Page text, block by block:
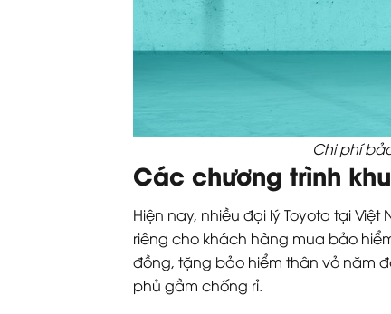
Chi phí
Các chương trình
Hiện nay, nhiều đại lý Toyota tại
riêng cho khách hàng mua bảo
đồng, tặng bảo hiểm thân vỏ năm
phủ gầm chống rỉ.